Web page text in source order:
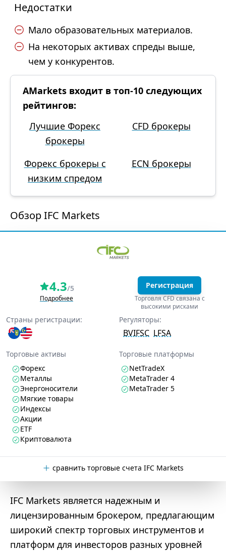
Недостатки
Мало образовательных материалов.
На некоторых активах спреды выше,
чем у конкурентов.
AMarkets входит в топ-10 следующих
рейтингов:
Лучшие Форекс
брокеры
CFD брокеры
Форекс брокеры с
низким спредом
ECN брокеры
Обзор IFC Markets
4.3/5
Подробнее
Регистрация
Торговля CFD связана с
высокими рисками
Страны регистрации: Регуляторы:
BVIFSC LFSA
Торговые активы
Форекс
Металлы
Энергоносители
Мягкие товары
Индексы
Акции
ETF
Криптовалюта
Торговые платформы
NetTradeX
MetaTrader 4
MetaTrader 5
сравнить торговые счета IFC Markets
IFC Markets является надежным и
лицензированным брокером, предлагающим
широкий спектр торговых инструментов и
платформ для инвесторов разных уровней